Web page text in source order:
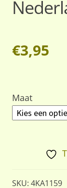
€3,95
Maat
SKU:4KA1159